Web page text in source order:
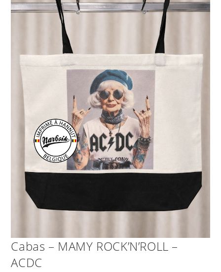
Cabas – MAMY ROCK’N’ROLL –
ACDC